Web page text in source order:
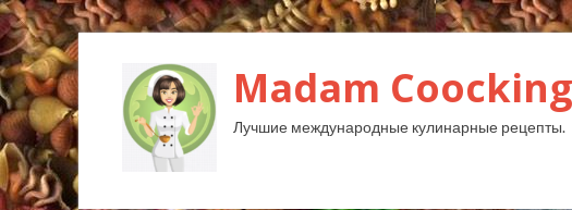
Madam
Лучшие международные кулинарные рецепты.